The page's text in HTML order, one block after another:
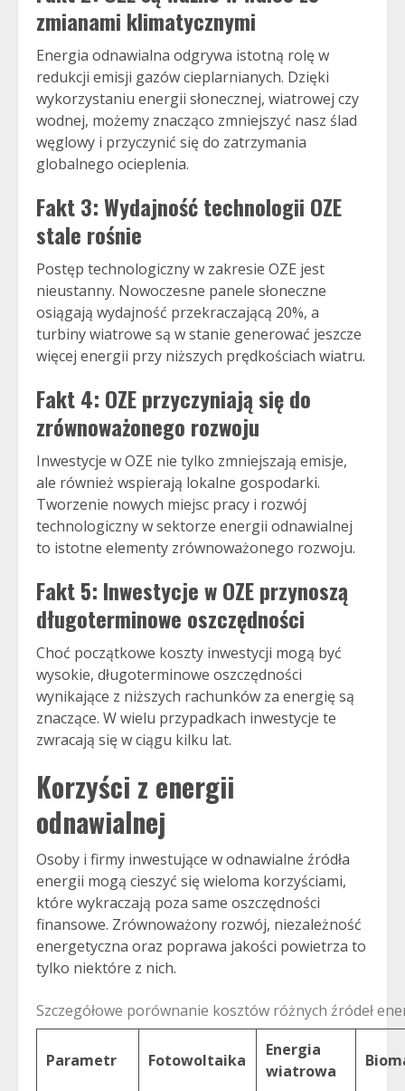
zmianami klimatycznymi
Energia odnawialna odgrywa istotną rolę w
redukcji emisji gazów cieplarnianych. Dzięki
wykorzystaniu energii słonecznej, wiatrowej czy
wodnej, możemy znacząco zmniejszyć nasz ślad
węglowy i przyczynić się do zatrzymania
globalnego ocieplenia.
Fakt 3: Wydajność technologii OZE
stale rośnie
Postęp technologiczny w zakresie OZE jest
nieustanny. Nowoczesne panele słoneczne
osiągają wydajność przekraczającą 20%, a
turbiny wiatrowe są w stanie generować jeszcze
więcej energii przy niższych prędkościach wiatru.
Fakt 4: OZE przyczyniają się do
zrównoważonego rozwoju
Inwestycje w OZE nie tylko zmniejszają emisje,
ale również wspierają lokalne gospodarki.
Tworzenie nowych miejsc pracy i rozwój
technologiczny w sektorze energii odnawialnej
to istotne elementy zrównoważonego rozwoju.
Fakt 5: Inwestycje w OZE przynoszą
długoterminowe oszczędności
Choć początkowe koszty inwestycji mogą być
wysokie, długoterminowe oszczędności
wynikające z niższych rachunków za energię są
znaczące. W wielu przypadkach inwestycje te
zwracają się w ciągu kilku lat.
Korzyści z energii
odnawialnej
Osoby i firmy inwestujące w odnawialne źródła
energii mogą cieszyć się wieloma korzyściami,
które wykraczają poza same oszczędności
finansowe. Zrównoważony rozwój, niezależność
energetyczna oraz poprawa jakości powietrza to
tylko niektóre z nich.
Szczegółowe porównanie kosztów różnych źródeł
Parametr Fotowoltaika
Energia
wiatrowa